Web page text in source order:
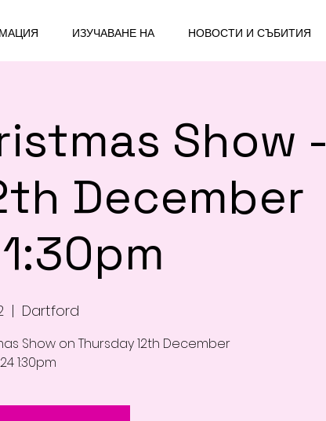
ИЗУЧАВАНЕ НА НОВОСТИ И СЪБИТИЯ
Show -
December
  |
Dartford
Show on Thursday 12th December
1:30pm